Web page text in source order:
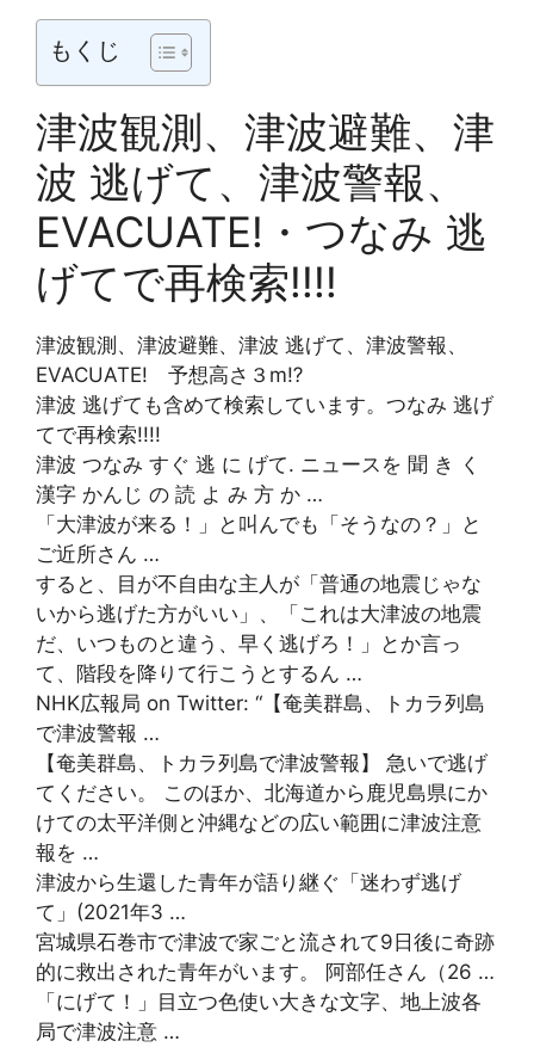
もくじ
津波観測、津波避難、津
波 逃げて、津波警報、
EVACUATE!・つなみ 逃
げてで再検索!!!!
津波観測、津波避難、津波 逃げて、津波警報、
EVACUATE! 予想高さ３m⁉
津波 逃げても含めて検索しています。つなみ 逃げ
てで再検索!!!!
津波 つなみ すぐ 逃 に げて. ニュースを 聞 き く
漢字 かんじ の 読 よ み 方 か …
「大津波が来る！」と叫んでも「そうなの？」と
ご近所さん …
すると、目が不自由な主人が「普通の地震じゃな
いから逃げた方がいい」、「これは大津波の地震
だ、いつものと違う、早く逃げろ！」とか言っ
て、階段を降りて行こうとするん …
NHK広報局 on Twitter: “【奄美群島、トカラ列島
で津波警報 …
【奄美群島、トカラ列島で津波警報】 急いで逃げ
てください。 このほか、北海道から鹿児島県にか
けての太平洋側と沖縄などの広い範囲に津波注意
報を …
津波から生還した青年が語り継ぐ「迷わず逃げ
て」(2021年3 …
宮城県石巻市で津波で家ごと流されて9日後に奇跡
的に救出された青年がいます。 阿部任さん（26 …
「にげて！」目立つ色使い大きな文字、地上波各
局で津波注意 …